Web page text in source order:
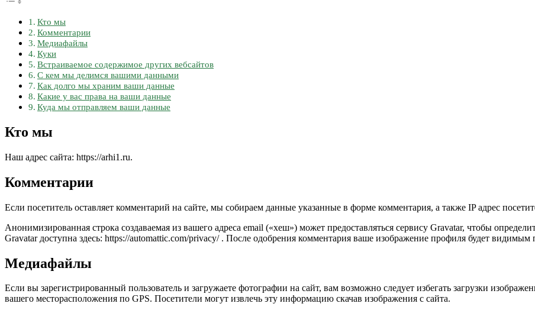
Кто мы
Комментарии
Медиафайлы
Куки
Встраиваемое содержимое других вебсайтов
С кем мы делимся вашими данными
Как долго мы храним ваши данные
Какие у вас права на ваши данные
Куда мы отправляем ваши данные
Кто мы
Наш адрес сайта: https://arhi1.ru.
Комментарии
Если посетитель оставляет комментарий на сайте, мы собираем данные указанные в форме комментария, а также IP адрес
Анонимизированная строка создаваемая из вашего адреса email («хеш») может предоставляться сервису Gravatar, чтобы
Gravatar доступна здесь: https://automattic.com/privacy/ . После одобрения комментария ваше изображение профиля будет видимым
Медиафайлы
Если вы зарегистрированный пользователь и загружаете фотографии на сайт, вам возможно следует избегать загрузки
вашего месторасположения по GPS. Посетители могут извлечь эту информацию скачав изображения с сайта.